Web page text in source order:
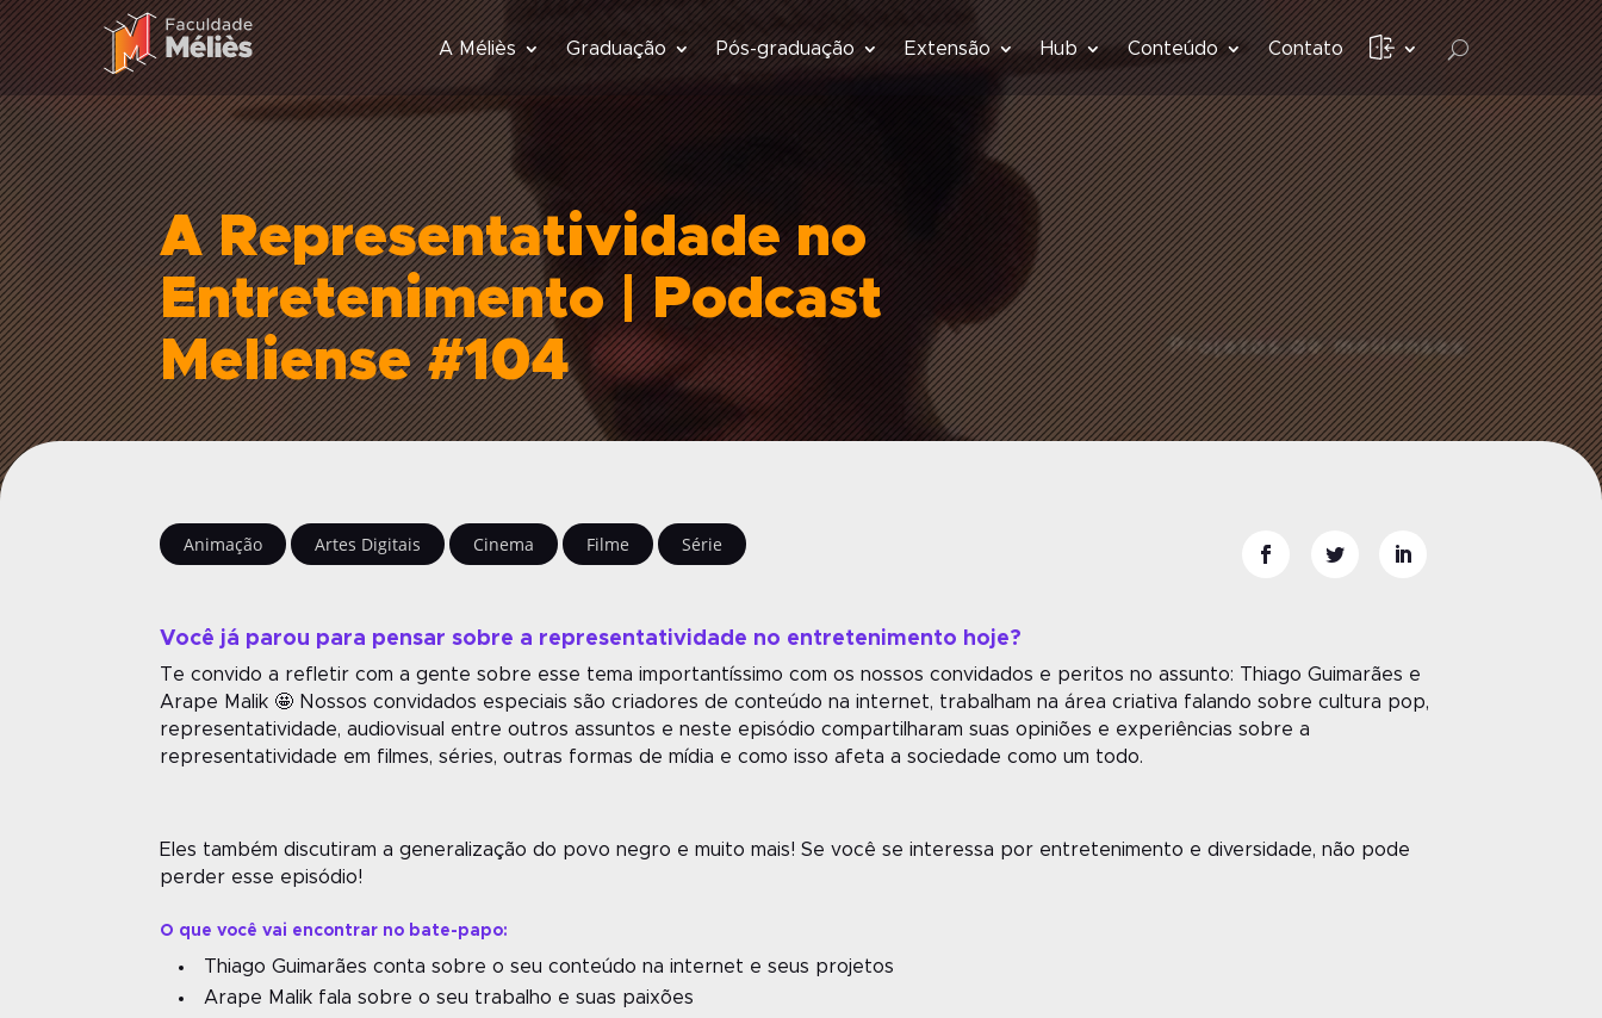
A Méliès Graduação Pós-graduação Extensão Hub Conteúdo Contato
A Representatividade no
Entretenimento | Podcast
Meliense #104
Animação Artes Digitais Cinema Filme Série
Você já parou para pensar sobre a representatividade no entretenimento hoje?
Te convido a refletir com a gente sobre esse tema importantíssimo com os nossos convidados e peritos no assunto: Thiago Guimarães e
Arape Malik 🤩 Nossos convidados especiais são criadores de conteúdo na internet, trabalham na área criativa falando sobre cultura pop,
representatividade, audiovisual entre outros assuntos e neste episódio compartilharam suas opiniões e experiências sobre a
representatividade em filmes, séries, outras formas de mídia e como isso afeta a sociedade como um todo.
Eles também discutiram a generalização do povo negro e muito mais! Se você se interessa por entretenimento e diversidade, não pode
perder esse episódio!
O que você vai encontrar no bate-papo:
Thiago Guimarães conta sobre o seu conteúdo na internet e seus projetos
Arape Malik fala sobre o seu trabalho e suas paixões